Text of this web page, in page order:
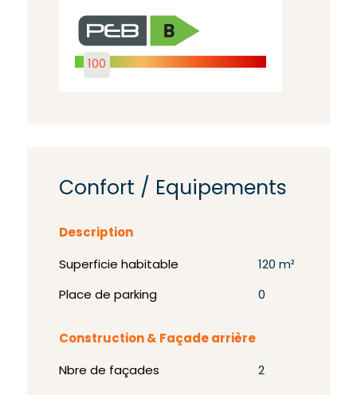
100
Confort / Equipements
Description
Superficie habitable 120 m²
Place de parking 0
Construction & Façade arrière
Nbre de façades 2